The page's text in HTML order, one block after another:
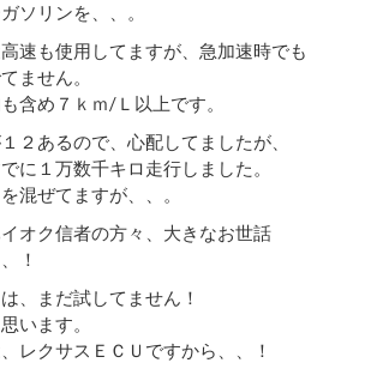
ソリンを、、。
速も使用してますが、急加速時でも
ません。
含め７ｋｍ/Ｌ以上です。
２あるので、心配してましたが、
に１万数千キロ走行しました。
混ぜてますが、、。
オク信者の方々、大きなお世話
！
、まだ試してません！
います。
レクサスＥＣＵですから、、！